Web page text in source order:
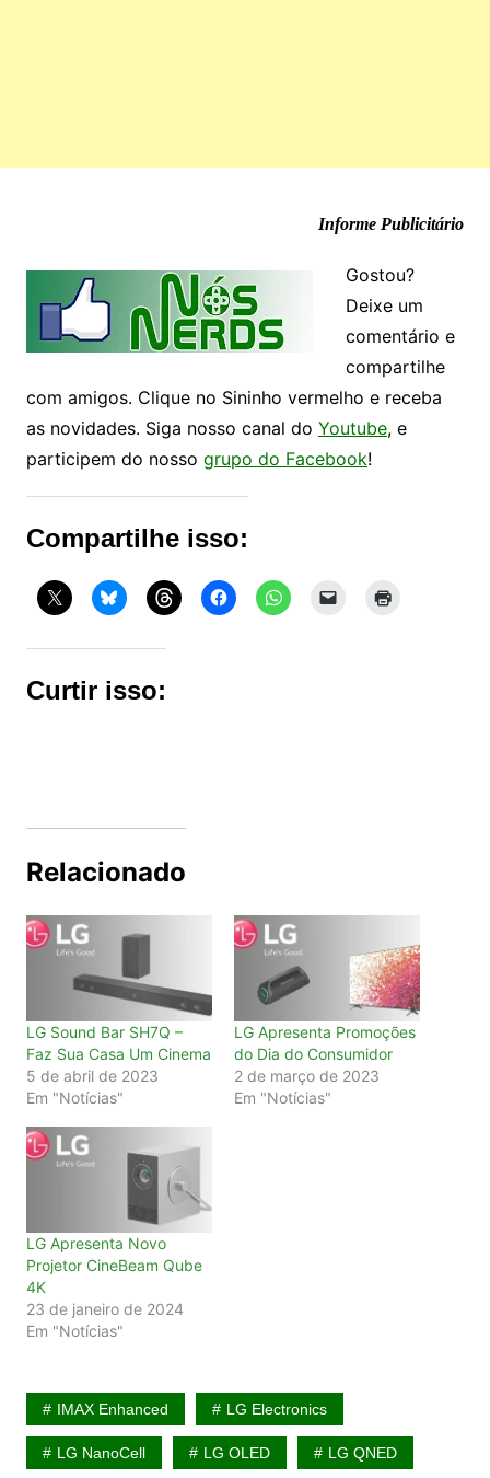
Informe Publicitário
Gostou?
Deixe um
comentário e
compartilhe
com amigos. Clique no Sininho vermelho e receba
as novidades. Siga nosso canal do Youtube, e
participem do nosso grupo do Facebook!
Compartilhe isso:
Curtir isso:
Relacionado
LG Sound Bar SH7Q –
Faz Sua Casa Um Cinema
5 de abril de 2023
Em "Notícias"
LG Apresenta Promoções
do Dia do Consumidor
2 de março de 2023
Em "Notícias"
LG Apresenta Novo
Projetor CineBeam Qube
4K
23 de janeiro de 2024
Em "Notícias"
IMAX Enhanced LG Electronics
LG NanoCell LG OLED LG QNED